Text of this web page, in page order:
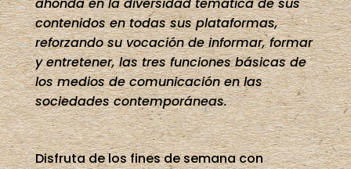
contenidos en todas sus plataformas,
reforzando su vocación de informar, formar
y entretener, las tres funciones básicas de
los medios de comunicación en las
sociedades contemporáneas.
Disfruta de los fines de semana con